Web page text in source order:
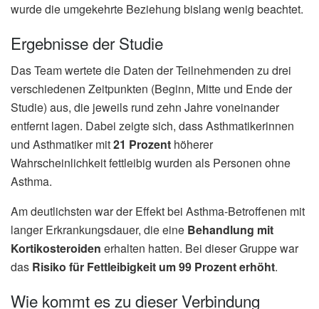
wurde die umgekehrte Beziehung bislang wenig beachtet.
Ergebnisse der Studie
Das Team wertete die Daten der Teilnehmenden zu drei
verschiedenen Zeitpunkten (Beginn, Mitte und Ende der
Studie) aus, die jeweils rund zehn Jahre voneinander
entfernt lagen. Dabei zeigte sich, dass Asthmatikerinnen
und Asthmatiker mit21 Prozent höherer
Wahrscheinlichkeit fettleibig wurden als Personen ohne
Asthma.
Am deutlichsten war der Effekt bei Asthma-Betroffenen mit
langer Erkrankungsdauer, die eine Behandlung mit
Kortikosteroiden erhalten hatten. Bei dieser Gruppe war
das Risiko für Fettleibigkeit um 99 Prozent erhöht.
Wie kommt es zu dieser Verbindung